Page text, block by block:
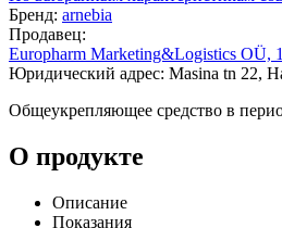
Бренд: arnebia
Продавец:
Europharm Marketing&Logistics OÜ,
Юридический адрес: Masina tn 22,
Общеукрепляющее средство в
О продукте
Описание
Показания